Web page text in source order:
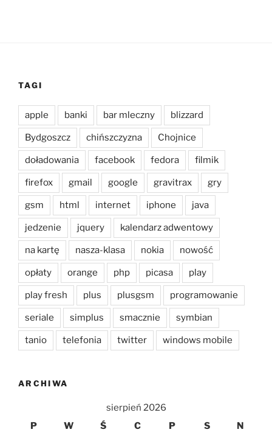
TAGI
apple banki bar mleczny blizzard
Bydgoszcz chińszczyzna Chojnice
doładowania facebook fedora filmik
firefox gmail google gravitrax gry
gsm html internet iphone java
jedzenie jquery kalendarz adwentowy
na kartę nasza-klasa nokia nowość
opłaty orange php picasa play
play fresh plus plusgsm programowanie
seriale simplus smacznie symbian
tanio telefonia twitter windows mobile
ARCHIWA
sierpień 2026
P
W Ś C P S N